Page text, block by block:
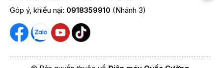
Góp ý, khiếu nại: 0918359910 (Nhánh 3)